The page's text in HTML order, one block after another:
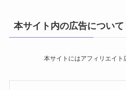
本サイト内の広告について
本サイトにはアフィリエイト